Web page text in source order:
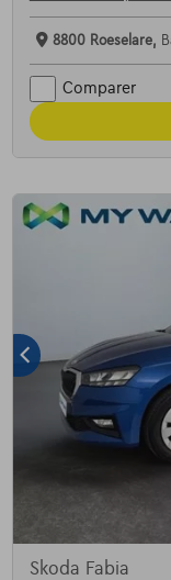
8800 Roeselare,
Comparer
Skoda Fabia